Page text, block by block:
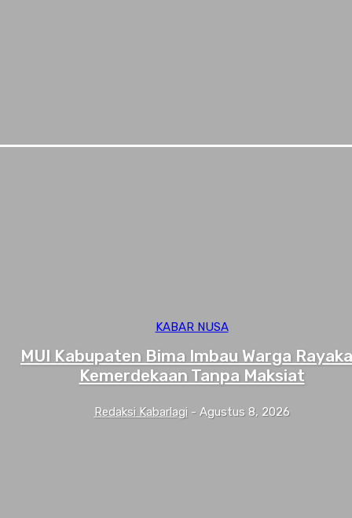
KABAR NUSA
MUI Kabupaten Bima Imbau Warga
Kemerdekaan Tanpa Maksiat
Redaksi Kabarlagi - Agustus 8, 2026